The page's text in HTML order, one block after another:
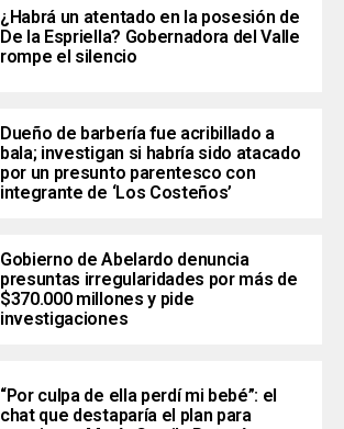
¿Habrá un atentado en la posesión de
De la Espriella? Gobernadora del Valle
rompe el silencio
Dueño de barbería fue acribillado a
bala; investigan si habría sido atacado
por un presunto parentesco con
integrante de ‘Los Costeños’
Gobierno de Abelardo denuncia
presuntas irregularidades por más de
$370.000 millones y pide
investigaciones
“Por culpa de ella perdí mi bebé”: el
chat que destaparía el plan para